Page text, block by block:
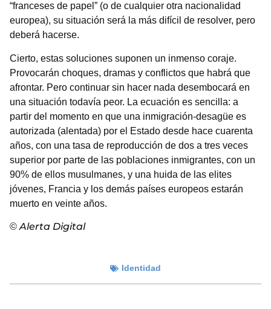
“franceses de papel” (o de cualquier otra nacionalidad
europea), su situación será la más difícil de resolver, pero
deberá hacerse.
Cierto, estas soluciones suponen un inmenso coraje.
Provocarán choques, dramas y conflictos que habrá que
afrontar. Pero continuar sin hacer nada desembocará en
una situación todavía peor. La ecuación es sencilla: a
partir del momento en que una inmigración-desagüe es
autorizada (alentada) por el Estado desde hace cuarenta
años, con una tasa de reproducción de dos a tres veces
superior por parte de las poblaciones inmigrantes, con un
90% de ellos musulmanes, y una huida de las elites
jóvenes, Francia y los demás países europeos estarán
muerto en veinte años.
© Alerta Digital
Identidad